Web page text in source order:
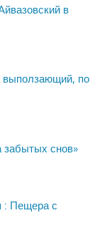
в
выползающий, по
снов»
: Пещера с